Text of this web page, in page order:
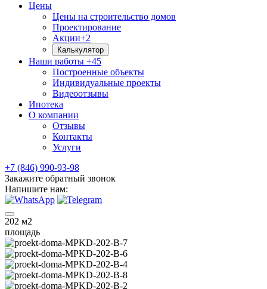
Цены
Цены на строительство домов
Проектирование
Акции+2
Калькулятор
Наши работы +45
Построенные объекты
Индивидуальные проекты
Видеоотзывы
Ипотека
О компании
Отзывы
Контакты
Услуги
+7 (846) 990-93-98
Закажите обратный звонок
Напишите нам:
202 м2
площадь